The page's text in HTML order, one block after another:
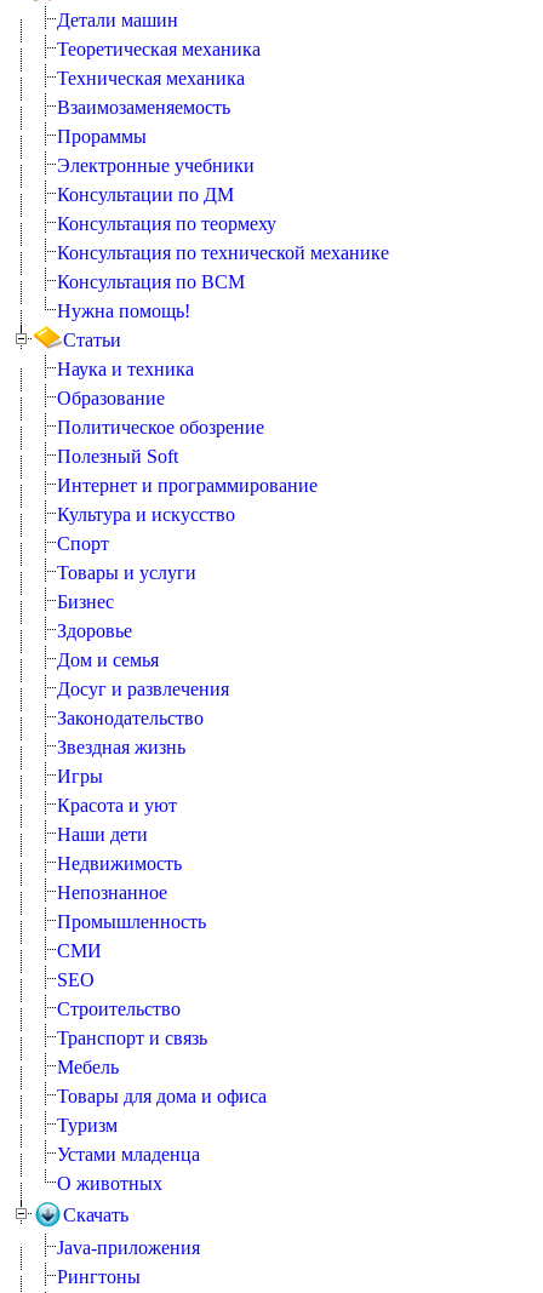
Детали машин
Теоретическая механика
Техническая механика
Взаимозаменяемость
Прораммы
Электронные учебники
Консультации по ДМ
Консультация по теормеху
Консультация по технической механике
Консультация по ВСМ
Нужна помощь!
Статьи
Наука и техника
Образование
Политическое обозрение
Полезный Soft
Интернет и программирование
Культура и искусство
Спорт
Товары и услуги
Бизнес
Здоровье
Дом и семья
Досуг и развлечения
Законодательство
Звездная жизнь
Игры
Красота и уют
Наши дети
Недвижимость
Непознанное
Промышленность
СМИ
SEO
Строительство
Транспорт и связь
Мебель
Товары для дома и офиса
Туризм
Устами младенца
О животных
Скачать
Java-приложения
Рингтоны